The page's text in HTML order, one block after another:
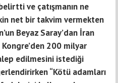
ve çatışmanın ne
net bir takvim vermekten
Beyaz Saray’dan İran
Kongre’den 200 milyar
edilmesini istediği
“Kötü adamları